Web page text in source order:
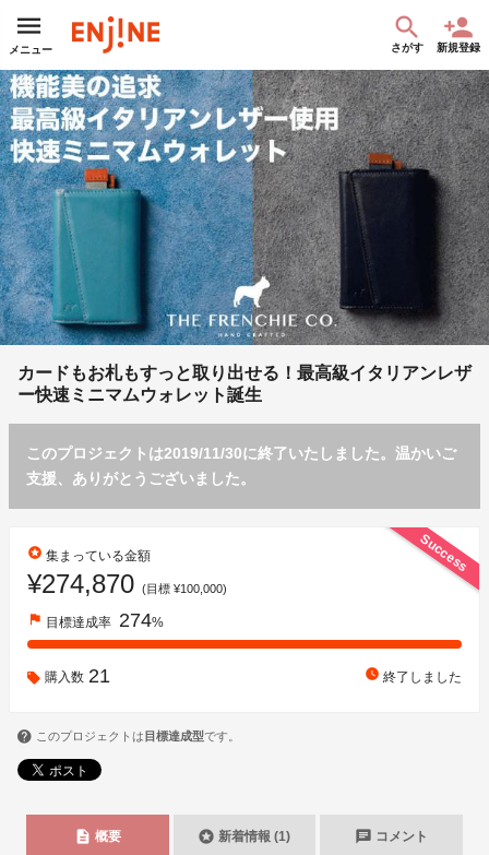
メニュー さがす 新規登録
カードもお札もすっと取り出せる！最高級イタリアンレザ
ー快速ミニマムウォレット誕生
このプロジェクトは2019/11/30に終了いたしました。温かいご
支援、ありがとうございました。
Success
stars 集まっている金額
¥274,870 (目標 ¥100,000)
flag 目標達成率 274%
購入数 21 watch_later 終了しました
このプロジェクトは 目標達成型です。
description 概要 stars 新着情報 (1) chat コメント